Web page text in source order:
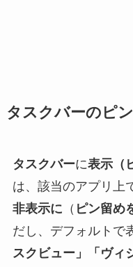
タスクバーのピ
タスクバーに表示（
は、該当のアプリ上
非表示に （ ピン留め
だし、デフォルトで
スクビュー」「ヴィ